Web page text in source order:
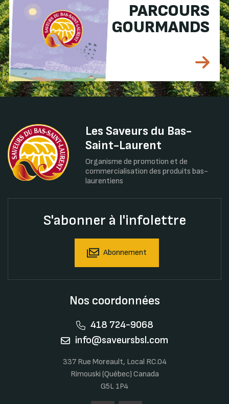
PARCOURS
GOURMANDS
Les Saveurs du Bas-
Saint-Laurent
Organisme de promotion et de
commercialisation des produits bas-
laurentiens
S'abonner à l'infolettre
Abonnement
Nos coordonnées
418 724-9068
info@saveursbsl.com
337 Rue Moreault, Local RC.04
Rimouski (Québec) Canada
G5L 1P4